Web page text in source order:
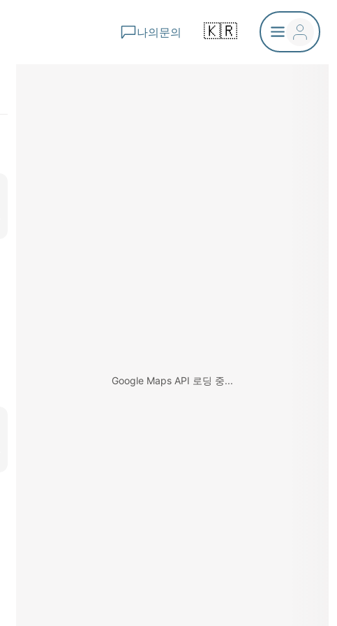
나의문의 🇰🇷
Google Maps API 로딩 중...